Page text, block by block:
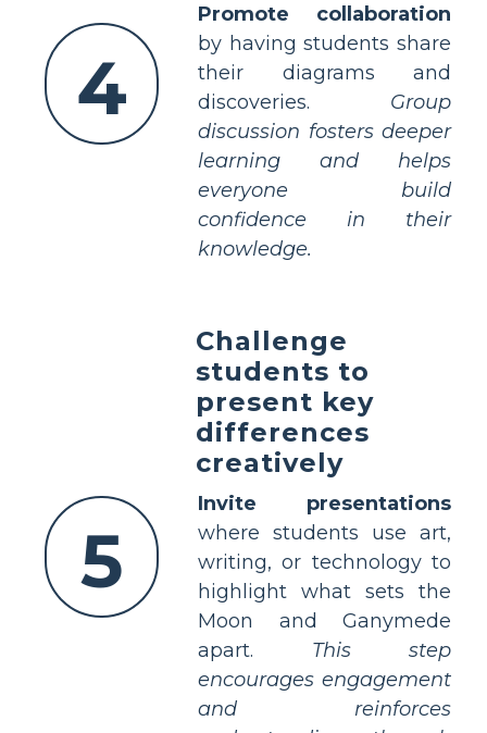
4
Promote collaboration
by having students share
their diagrams and
discoveries. Group
discussion fosters deeper
learning and helps
everyone build
confidence in their
knowledge.
5
Challenge
students to
present key
differences
creatively
Invite presentations
where students use art,
writing, or technology to
highlight what sets the
Moon and Ganymede
apart. This step
encourages engagement
and reinforces